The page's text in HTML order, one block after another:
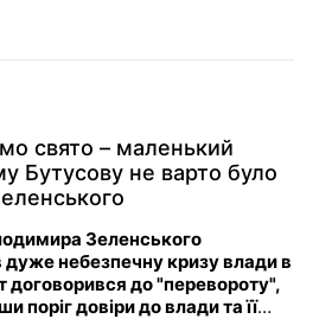
свято – маленький
Бутусову не варто було
Зеленського
небезпечну кризу влади в
договорився до "перевороту",
поріг довіри до влади та її